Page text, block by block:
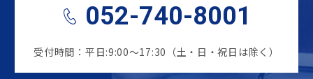
052-740-8001
受付時間：平日:9:00～17:30（土・日・祝日は除く）